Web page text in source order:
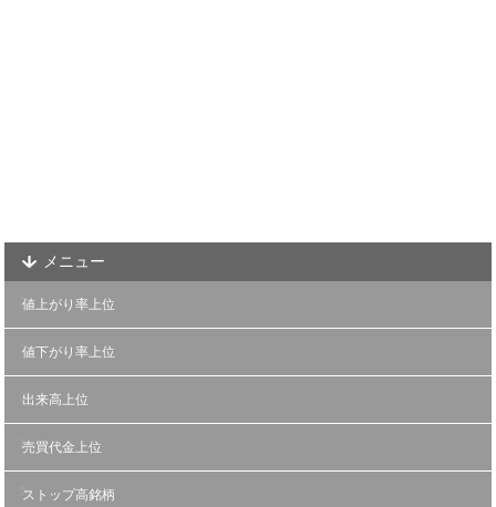
メニュー
値上がり率上位
値下がり率上位
出来高上位
売買代金上位
ストップ高銘柄